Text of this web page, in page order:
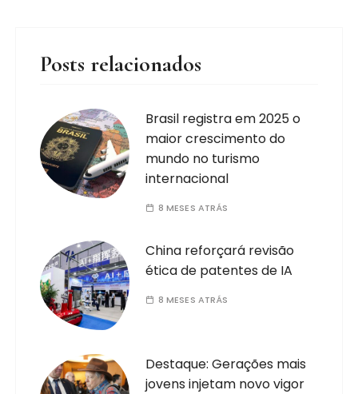
Posts relacionados
Brasil registra em 2025 o
maior crescimento do
mundo no turismo
internacional
8 MESES ATRÁS
China reforçará revisão
ética de patentes de IA
8 MESES ATRÁS
Destaque: Gerações mais
jovens injetam novo vigor